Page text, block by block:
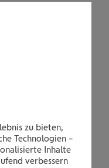
De Merin
regionale
Das Haus
für die
und
Gastgeber
und 31. Oktober
und Highlights
der Hofführung
hin zur
zu bieten,
Technologien –
Inhalte
verbessern